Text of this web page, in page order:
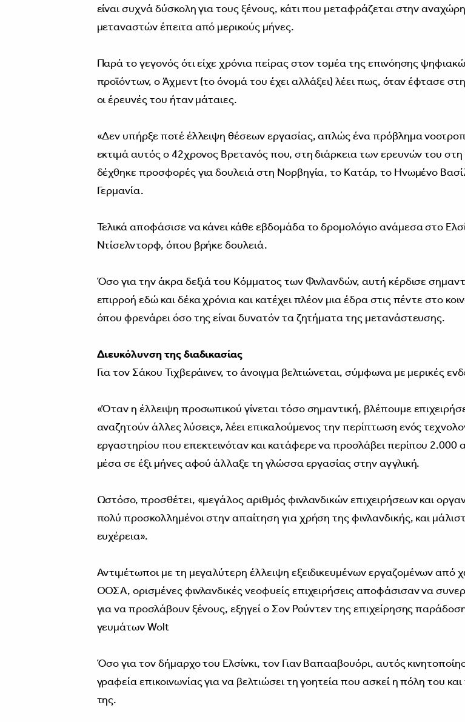
είναι συχνά δύσκολη για τους ξένους, κάτι που μεταφράζεται στην
μεταναστών έπειτα από μερικούς μήνες.
Παρά το γεγονός ότι είχε χρόνια πείρας στον τομέα της επινόησης
προϊόντων, ο Άχμεντ (το όνομά του έχει αλλάξει) λέει πως, όταν έφτασε
οι έρευνές του ήταν μάταιες.
«Δεν υπήρξε ποτέ έλλειψη θέσεων εργασίας, απλώς ένα πρόβλημα
εκτιμά αυτός ο 42χρονος Βρετανός που, στη διάρκεια των ερευνών του στη
δέχθηκε προσφορές για δουλειά στη Νορβηγία, το Κατάρ, το Ηνωμένο
Γερμανία.
Τελικά αποφάσισε να κάνει κάθε εβδομάδα το δρομολόγιο ανάμεσα στο
Ντίσελντορφ, όπου βρήκε δουλειά.
Όσο για την άκρα δεξιά του Κόμματος των Φινλανδών, αυτή κέρδισε
επιρροή εδώ και δέκα χρόνια και κατέχει πλέον μια έδρα στις πέντε στο
όπου φρενάρει όσο της είναι δυνατόν τα ζητήματα της μετανάστευσης.
Διευκόλυνση της διαδικασίας
Για τον Σάκου Τιχβεράινεν, το άνοιγμα βελτιώνεται, σύμφωνα με μερικές
«Όταν η έλλειψη προσωπικού γίνεται τόσο σημαντική, βλέπουμε
αναζητούν άλλες λύσεις», λέει επικαλούμενος την περίπτωση ενός
εργαστηρίου που επεκτεινόταν και κατάφερε να προσλάβει περίπου 2.000
μέσα σε έξι μήνες αφού άλλαξε τη γλώσσα εργασίας στην αγγλική.
Ωστόσο, προσθέτει, «μεγάλος αριθμός φινλανδικών επιχειρήσεων και
πολύ προσκολλημένοι στην απαίτηση για χρήση της φινλανδικής, και
ευχέρεια».
Αντιμέτωποι με τη μεγαλύτερη έλλειψη εξειδικευμένων εργαζομένων από
ΟΟΣΑ, ορισμένες φινλανδικές νεοφυείς επιχειρήσεις αποφάσισαν να
για να προσλάβουν ξένους, εξηγεί ο Σον Ρούντεν της επιχείρησης
γευμάτων Wolt
Όσο για τον δήμαρχο του Ελσίνκι, τον Γιαν Βαπααβουόρι, αυτός
γραφεία επικοινωνίας για να βελτιώσει τη γοητεία που ασκεί η πόλη του
της.